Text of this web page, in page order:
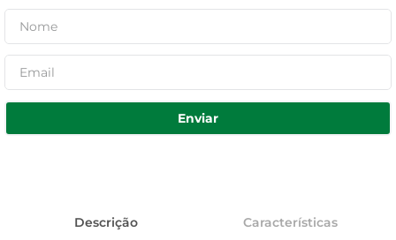
Enviar
Descrição Características